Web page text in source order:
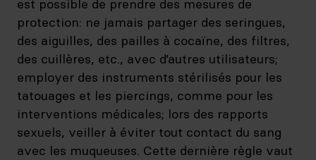
est possible de prendre des mesures de
protection: ne jamais partager des seringues,
des aiguilles, des pailles à cocaïne, des filtres,
des cuillères, etc., avec d’autres utilisateurs;
employer des instruments stérilisés pour les
tatouages et les piercings, comme pour les
interventions médicales; lors des rapports
sexuels, veiller à éviter tout contact du sang
avec les muqueuses. Cette dernière règle vaut